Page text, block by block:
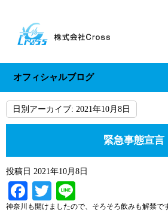
オフィシャルブログ
日別アーカイブ: 2021年10月8日
緊急事態宣言
投稿日 2021年10月8日
Facebook
Twitter
神奈川も開けましたので、そろそろ飲みも解禁で